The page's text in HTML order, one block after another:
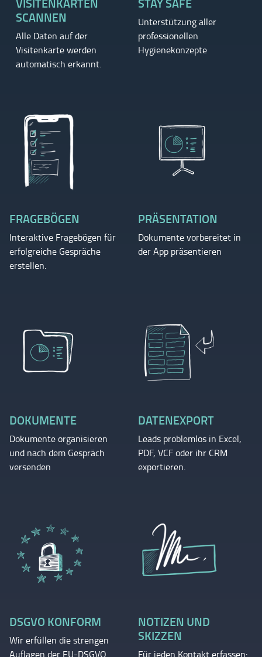
SCANNEN
Alle Daten auf der
Visitenkarte werden
automatisch erkannt.
Unterstützung aller
professionellen
Hygienekonzepte
FRAGEBÖGEN
Interaktive Fragebögen für
erfolgreiche Gespräche
erstellen.
PRÄSENTATION
Dokumente vorbereitet in
der App präsentieren
DOKUMENTE
Dokumente organisieren
und nach dem Gespräch
versenden
DATENEXPORT
Leads problemlos in Excel,
PDF, VCF oder ihr CRM
exportieren.
DSGVO KONFORM
Wir erfüllen die strengen
Auflagen der EU-DSGVO.
NOTIZEN UND
SKIZZEN
Für jeden Kontakt erfassen: